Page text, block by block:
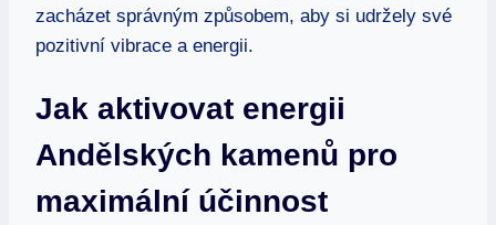
zacházet správným způsobem, aby si udržely své
pozitivní vibrace a energii.
Jak aktivovat energii
Andělských kamenů pro
maximální účinnost